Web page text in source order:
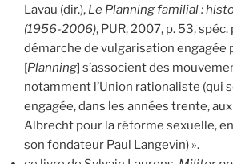
Lavau (dir.), Le Planning familial :
(1956-2006), PUR, 2007, p. 53, spéc.
démarche de vulgarisation engagée
[Planning] s’associent des
notamment l’Union rationaliste (qui
engagée, dans les années trente,
Albrecht pour la réforme sexuelle,
son fondateur Paul Langevin) ».